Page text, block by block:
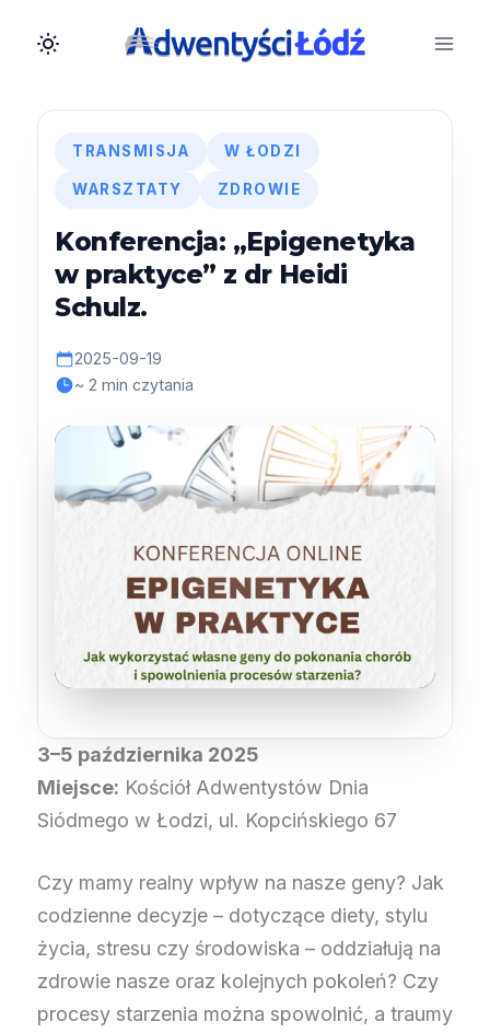
TRANSMISJA W ŁODZI
WARSZTATY ZDROWIE
Konferencja: „Epigenetyka
w praktyce” z dr Heidi
Schulz.
2025-09-19
~ 2 min czytania
3–5 października 2025
Miejsce: Kościół Adwentystów Dnia
Siódmego w Łodzi, ul. Kopcińskiego 67
Czy mamy realny wpływ na nasze geny? Jak
codzienne decyzje – dotyczące diety, stylu
życia, stresu czy środowiska – oddziałują na
zdrowie nasze oraz kolejnych pokoleń? Czy
procesy starzenia można spowolnić, a traumy